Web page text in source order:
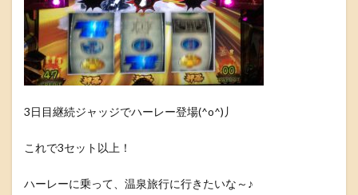
3日目継続ジャッジでハーレー登場(^o^)丿
これで3セット以上！
ハーレーに乗って、温泉旅行に行きたいな～♪